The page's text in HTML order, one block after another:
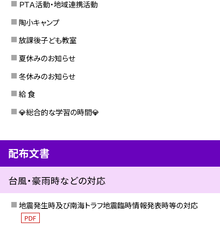
ＰＴＡ活動・地域連携活動
陶小キャンプ
放課後子ども教室
夏休みのお知らせ
冬休みのお知らせ
給 食
💎総合的な学習の時間💎
配布文書
台風・豪雨時などの対応
地震発生時及び南海トラフ地震臨時情報発表時等の対応
PDF